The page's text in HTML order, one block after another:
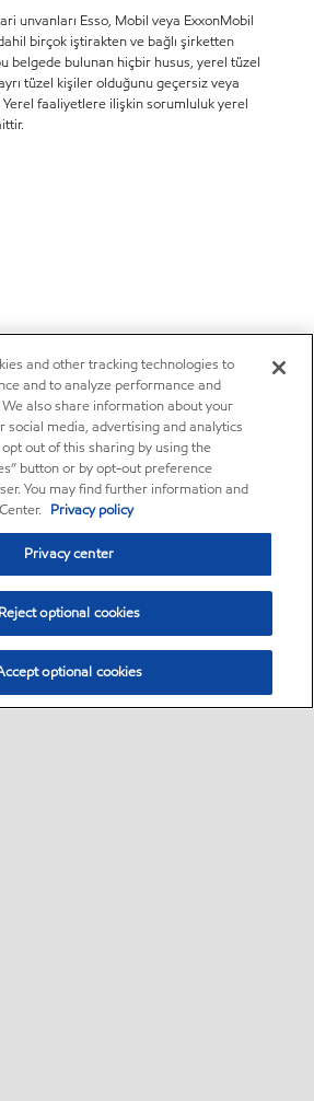
unvanları Esso, Mobil veya ExxonMobil
birçok iştirakten ve bağlı şirketten
belgede bulunan hiçbir husus, yerel tüzel
tüzel kişiler olduğunu geçersiz veya
Yerel faaliyetlere ilişkin sorumluluk yerel
and other tracking technologies to
and to analyze performance and
also share information about your
social media, advertising and analytics
out of this sharing by using the
button or by opt-out preference
You may find further information and
Privacy policy
Privacy center
Reject optional cookies
optional cookies